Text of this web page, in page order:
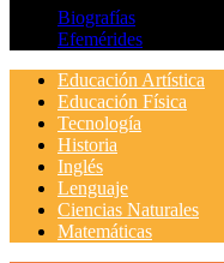
Biografías
Efemérides
Educación Artística
Educación Física
Tecnología
Historia
Inglés
Lenguaje
Ciencias Naturales
Matemáticas